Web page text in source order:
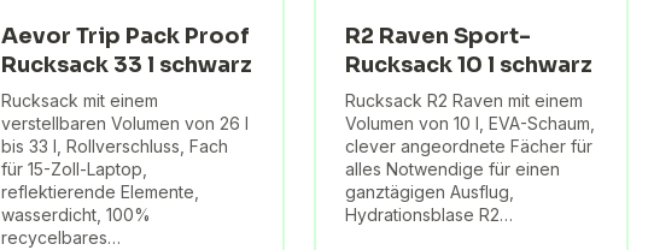
Aevor Trip Pack Proof
Rucksack 33 l schwarz
Rucksack mit einem
verstellbaren Volumen von 26 l
bis 33 l, Rollverschluss, Fach
für 15-Zoll-Laptop,
reflektierende Elemente,
wasserdicht, 100%
recycelbares…
R2 Raven Sport-
Rucksack 10 l schwarz
Rucksack R2 Raven mit einem
Volumen von 10 l, EVA-Schaum,
clever angeordnete Fächer für
alles Notwendige für einen
ganztägigen Ausflug,
Hydrationsblase R2…